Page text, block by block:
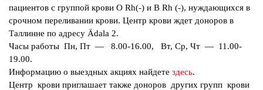
Вакансии
Приходите на экскурсию!
Полезные ссылки
пациентов с группой крови O Rh(-) и B Rh (-), нуждающихся в
срочном переливании крови. Центр крови ждет доноров в
Таллинне по адресу Ädala 2.
Часы работы Пн, Пт — 8.00-16.00, Вт, Ср, Чт — 11.00-
19.00.
Информацию о выездных акциях найдете здесь.
Центр крови приглашает также доноров других групп крови